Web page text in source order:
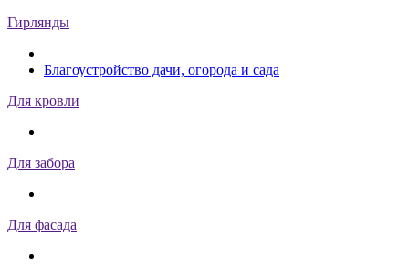
Гирлянды
Благоустройство дачи, огорода и сада
Для кровли
Для забора
Для фасада